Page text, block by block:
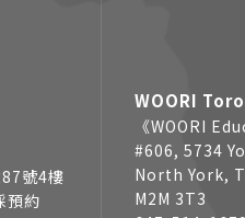
號4樓
預約
WOORI
《WOORI
#606, 5734
North York,
M2M 3T3